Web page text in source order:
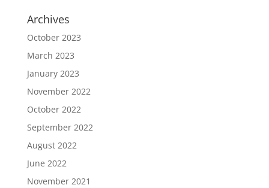
Archives
October 2023
March 2023
January 2023
November 2022
October 2022
September 2022
August 2022
June 2022
November 2021